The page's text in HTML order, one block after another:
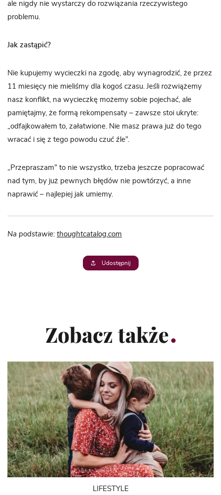
ale nigdy nie wystarczy do rozwiązania rzeczywistego
problemu.
Jak zastąpić?
Nie kupujemy wycieczki na zgodę, aby wynagrodzić, że przez
11 miesięcy nie mieliśmy dla kogoś czasu. Jeśli rozwiążemy
nasz konflikt, na wycieczkę możemy sobie pojechać, ale
pamiętajmy, że formą rekompensaty – zawsze stoi ukryte:
„odfajkowałem to, załatwione. Nie masz prawa już do tego
wracać i się z tego powodu czuć źle”.
„Przepraszam” to nie wszystko, trzeba jeszcze popracować
nad tym, by już pewnych błędów nie powtórzyć, a inne
naprawić – najlepiej jak umiemy.
Na podstawie: thoughtcatalog.com
Udostępnij
Zobacz także
LIFESTYLE